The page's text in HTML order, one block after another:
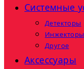
Системные
Детекторы
Инжекторы
Другое
Аксессуары